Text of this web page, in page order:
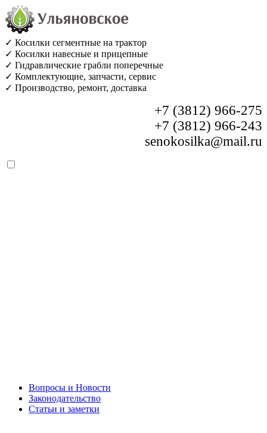
✓ Косилки сегментные на трактор
✓ Косилки навесные и прицепные
✓ Гидравлические грабли поперечные
✓ Комплектующие, запчасти, сервис
✓ Производство, ремонт, доставка
+7 (3812) 966-275
+7 (3812) 966-243
senokosilka@mail.ru
Вопросы и Новости
Законодательство
Статьи и заметки